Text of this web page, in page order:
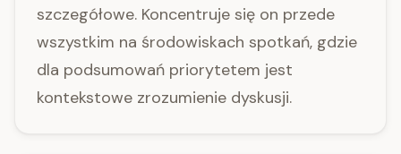
szczegółowe. Koncentruje się on przede
wszystkim na środowiskach spotkań, gdzie
dla podsumowań priorytetem jest
kontekstowe zrozumienie dyskusji.